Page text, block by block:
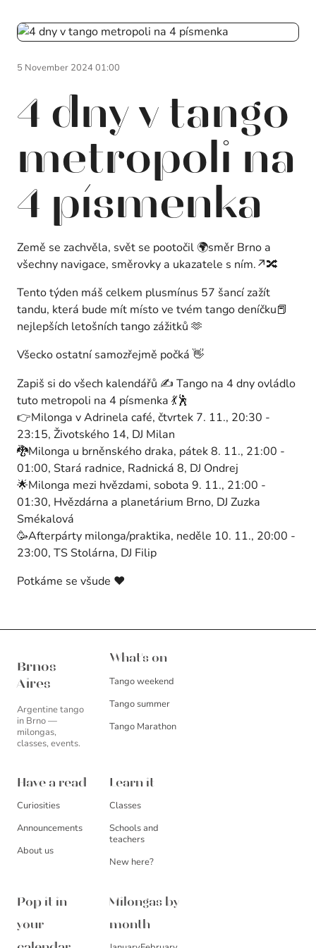
5 November 2024 01:00
4 dny v tango
metropoli na
4 písmenka
Země se zachvěla, svět se pootočil 🌍směr Brno a
všechny navigace, směrovky a ukazatele s ním.↗️🔀
Tento týden máš celkem plusmínus 57 šancí zažít
tandu, která bude mít místo ve tvém tango deníčku📕
nejlepších letošních tango zážitků 🫶
Všecko ostatní samozřejmě počká 👋
Zapiš si do všech kalendářů ✍️ Tango na 4 dny ovládlo
tuto metropoli na 4 písmenka 💃🕺
👉Milonga v Adrinela café, čtvrtek 7. 11., 20:30 -
23:15, Životského 14, DJ Milan
🐉Milonga u brněnského draka, pátek 8. 11., 21:00 -
01:00, Stará radnice, Radnická 8, DJ Ondrej
🌟Milonga mezi hvězdami, sobota 9. 11., 21:00 -
01:30, Hvězdárna a planetárium Brno, DJ Zuzka
Smékalová
🥳Afterpárty milonga/praktika, neděle 10. 11., 20:00 -
23:00, TS Stolárna, DJ Filip
Potkáme se všude ❤️
Brnos
Aires
Argentine tango
in Brno —
milongas,
classes, events.
What's on
Tango weekend
Tango summer
Tango Marathon
Have a read
Curiosities
Announcements
About us
Learn it
Classes
Schools and
teachers
New here?
Pop it in
your
Milongas by
month